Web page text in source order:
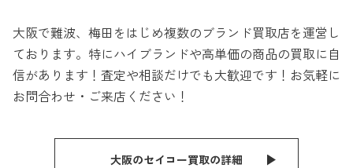
大阪で難波、梅田をはじめ複数のブランド買取店を運営し
ております。特にハイブランドや高単価の商品の買取に自
信があります！査定や相談だけでも大歓迎です！お気軽に
お問合わせ・ご来店ください！
大阪のセイコー買取の詳細